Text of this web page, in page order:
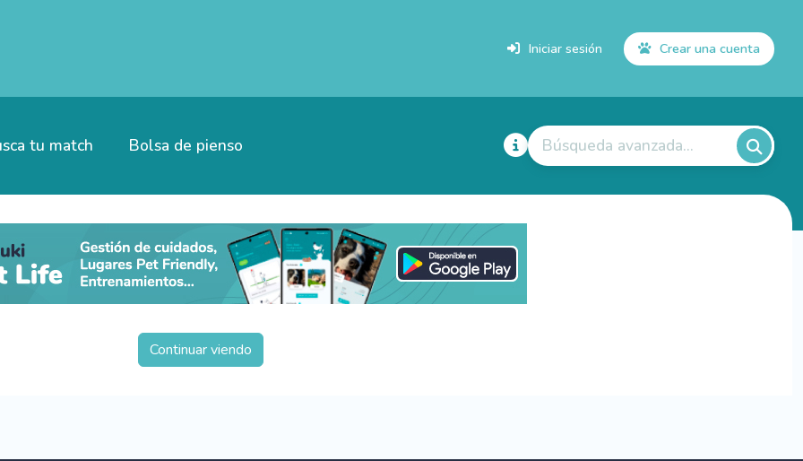
Iniciar sesión Crear una cuenta
tu match Bolsa de pienso Búsqueda avanzada...
Continuar viendo